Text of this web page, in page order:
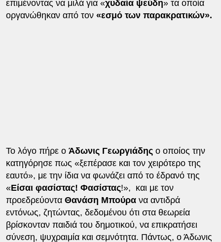
επιμένοντας να μιλά για «χυδαία ψεύδη» τα οποία
οργανώθηκαν από τον «εσμό των παρακρατικών».
Το λόγο πήρε ο Άδωνις Γεωργιάδηςο οποίος την
κατηγόρησε πως «ξεπέρασε και τον χειρότερο της
εαυτό», με την ίδια να φωνάζει από το έδρανό της
«Είσαι φασίστας! Φασίστας!», και με τον
προεδρεύοντα Θανάση Μπούρανα αντιδρά
εντόνως, ζητώντας, δεδομένου ότι στα θεωρεία
βρίσκονταν παιδιά του δημοτικού, να επικρατήσει
σύνεση, ψυχραιμία και σεμνότητα. Πάντως, ο Άδωνις